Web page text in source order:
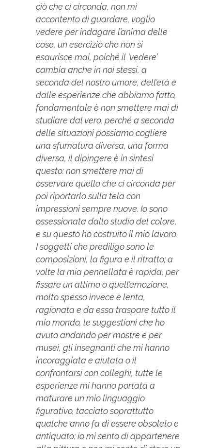
ciò che ci circonda, non mi
accontento di guardare, voglio
vedere per indagare l’anima delle
cose, un esercizio che non si
esaurisce mai, poiché il ‘vedere’
cambia anche in noi stessi, a
seconda del nostro umore, dell’età e
dalle esperienze che abbiamo fatto,
fondamentale è non smettere mai di
studiare dal vero, perché a seconda
delle situazioni possiamo cogliere
una sfumatura diversa, una forma
diversa, il dipingere è in sintesi
questo: non smettere mai di
osservare quello che ci circonda per
poi riportarlo sulla tela con
impressioni sempre nuove. Io sono
ossessionata dallo studio del colore,
e su questo ho costruito il mio lavoro.
I soggetti che prediligo sono le
composizioni, la figura e il ritratto; a
volte la mia pennellata è rapida, per
fissare un attimo o quell’emozione,
molto spesso invece è lenta,
ragionata e da essa traspare tutto il
mio mondo, le suggestioni che ho
avuto andando per mostre e per
musei, gli insegnanti che mi hanno
incoraggiata e aiutata o il
confrontarsi con colleghi, tutte le
esperienze mi hanno portata a
maturare un mio linguaggio
figurativo, tacciato soprattutto
qualche anno fa di essere obsoleto e
antiquato: io mi sento di appartenere